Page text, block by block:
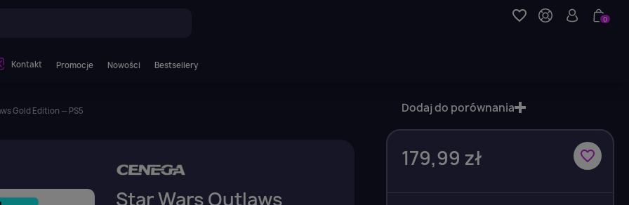
favorite_border 0
Kontakt Promocje Nowości Bestsellery
Gold Edition — PS5
Star Wars Outlaws
favorite_border
179,99 zł
Dodaj do porównania